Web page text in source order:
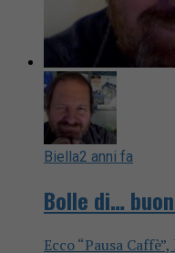
Biella2 anni fa
Bolle di…
Ecco “Pausa